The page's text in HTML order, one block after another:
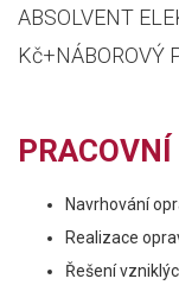
ABSOLVENT
Kč+NÁBOROVÝ
Navrhování
Realizace
Řešení